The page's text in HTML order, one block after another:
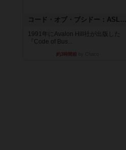
コード・オブ・ブシドー：ASLモジュール8
1991年にAvalon Hill社が出版した
『Code of Bus...
約3時間前